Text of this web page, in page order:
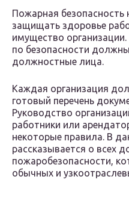
Пожарная
защищать здоровье
имущество
по безопасности
должностные лица.
Каждая организация
готовый перечень
Руководство
работники или
некоторые правила. В
рассказывается о всех
пожаробезопасности,
обычных и